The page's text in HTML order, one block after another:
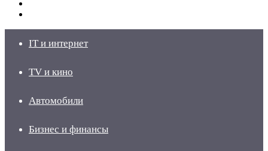
IT и интернет
TV и кино
Автомобили
Бизнес и финансы